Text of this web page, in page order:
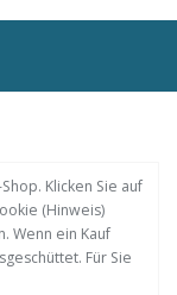
Klicken Sie auf
(Hinweis)
Wenn ein Kauf
Für Sie